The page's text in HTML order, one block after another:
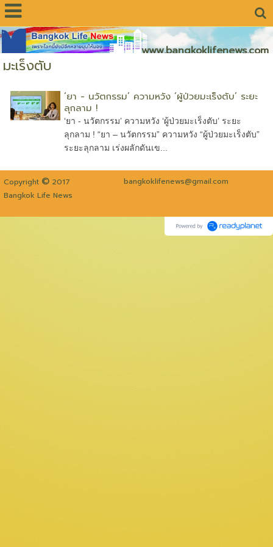
www.bangkoklifenews.com
มะเร็งตับ
‘ยา - นวัตกรรม’ ความหวัง ‘ผู้ป่วยมะเร็งตับ’ ระยะ
ลุกลาม !
‘ยา - นวัตกรรม’ ความหวัง ‘ผู้ป่วยมะเร็งตับ’ ระยะ
ลุกลาม ! “ยา – นวัตกรรม” ความหวัง “ผู้ป่วยมะเร็งตับ”
ระยะลุกลาม เร่งผลักดันเข...
Copyright © 2017
bangkoklifenews@gmail.com
Bangkok Life News